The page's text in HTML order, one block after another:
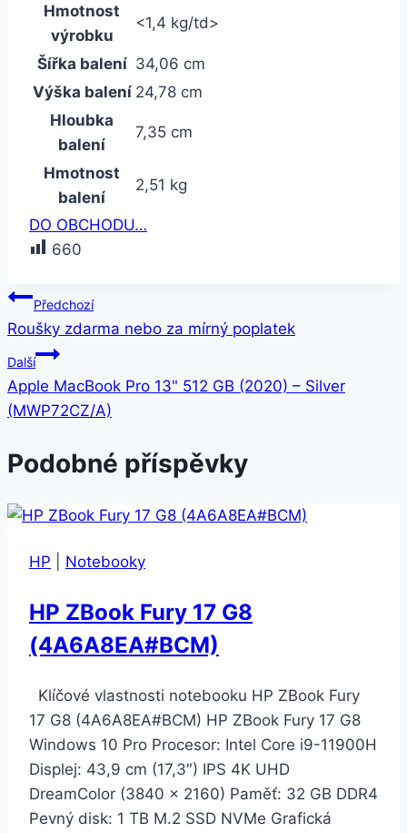
Hmotnost
výrobku
<1,4 kg/td>
Šířka balení 34,06 cm
Výška balení 24,78 cm
Hloubka
balení
7,35 cm
Hmotnost
balení
2,51 kg
DO OBCHODU…
660
Navigace
pro
příspěvek
Předchozí
Roušky zdarma nebo za mírný poplatek
Další
Apple MacBook Pro 13" 512 GB (2020) – Silver
(MWP72CZ/A)
Podobné příspěvky
HP Notebooky
HP ZBook Fury 17 G8
(4A6A8EA#BCM)
Klíčové vlastnosti notebooku HP ZBook Fury
17 G8 (4A6A8EA#BCM) HP ZBook Fury 17 G8
Windows 10 Pro Procesor: Intel Core i9-11900H
Displej: 43,9 cm (17,3″) IPS 4K UHD
DreamColor (3840 × 2160) Paměť: 32 GB DDR4
Pevný disk: 1 TB M.2 SSD NVMe Grafická